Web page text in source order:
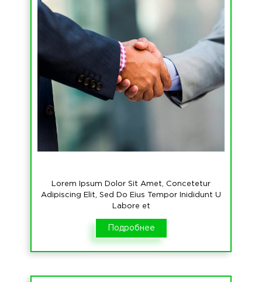
Lorem Ipsum Dolor Sit Amet, Concetetur
Adipiscing Elit, Sed Do Eius Tempor Inididunt U
Labore et
Подробнее